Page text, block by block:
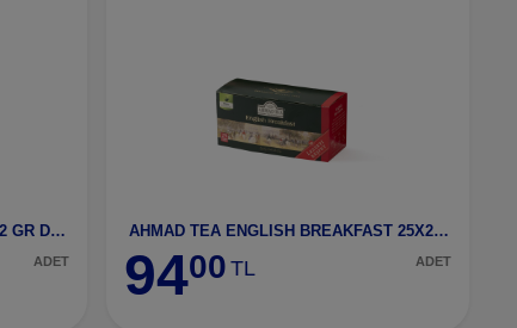
AHMAD TEA ENG TEA NO.1 48X3,2 GR DEMLİK POŞET ÇAY
ADET
AHMAD TEA ENGLISH BREAKFAST 25X2 GR BARDAK POŞET ÇAY
9400 TL ADET